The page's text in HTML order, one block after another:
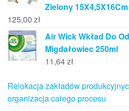
Zielony
125,00 zł
Air Wick Wkład Do
Migdałowiec 250ml
11,64zł
Relokacja zakładów
organizacja całego procesu